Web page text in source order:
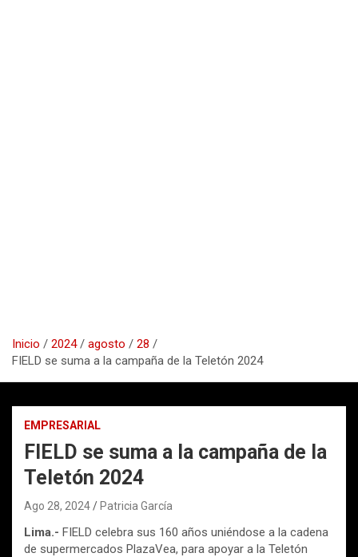
Inicio 2024 agosto
28
FIELD se suma a la campaña de la Teletón 2024
EMPRESARIAL
FIELD se suma a la campaña de la
Teletón 2024
Ago 28, 2024 Patricia García
Lima.- FIELD celebra sus 160 años uniéndose a la cadena
de supermercados PlazaVea, para apoyar a la Teletón